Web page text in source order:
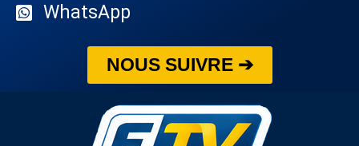
WhatsApp
NOUS SUIVRE ➔